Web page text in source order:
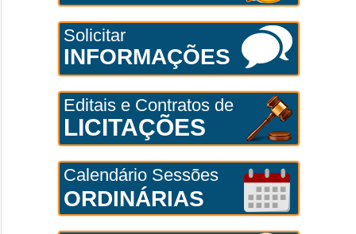
Solicitar
INFORMAÇÕES
Editais e Contratos de
LICITAÇÕES
Calendário Sessões
ORDINÁRIAS